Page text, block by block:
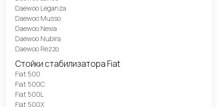
Daewoo Leganza
Daewoo Musso
Daewoo Nexia
Daewoo Nubira
Daewoo Rezzo
Стойки стабилизатора Fiat
Fiat 500
Fiat 500C
Fiat 500L
Fiat 500X